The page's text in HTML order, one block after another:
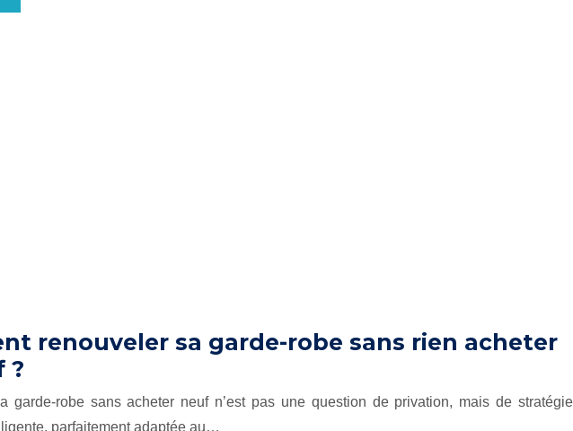
renouveler sa garde-robe sans rien acheter
?
garde-robe sans acheter neuf n’est pas une question de privation, mais de stratégie
parfaitement adaptée au…